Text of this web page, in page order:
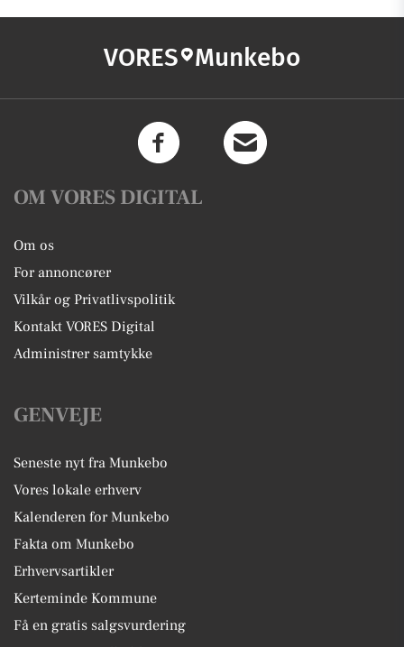
VORES Munkebo
OM VORES DIGITAL
Om os
For annoncører
Vilkår og Privatlivspolitik
Kontakt VORES Digital
Administrer samtykke
GENVEJE
Seneste nyt fra Munkebo
Vores lokale erhverv
Kalenderen for Munkebo
Fakta om Munkebo
Erhvervsartikler
Kerteminde Kommune
Få en gratis salgsvurdering